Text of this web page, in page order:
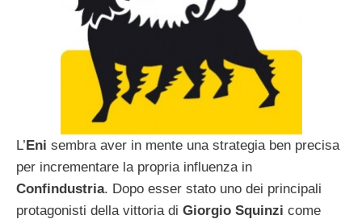
L’Eni sembra aver in mente una strategia ben precisa
per incrementare la propria influenza in
Confindustria. Dopo esser stato uno dei principali
protagonisti della vittoria di Giorgio Squinzi come